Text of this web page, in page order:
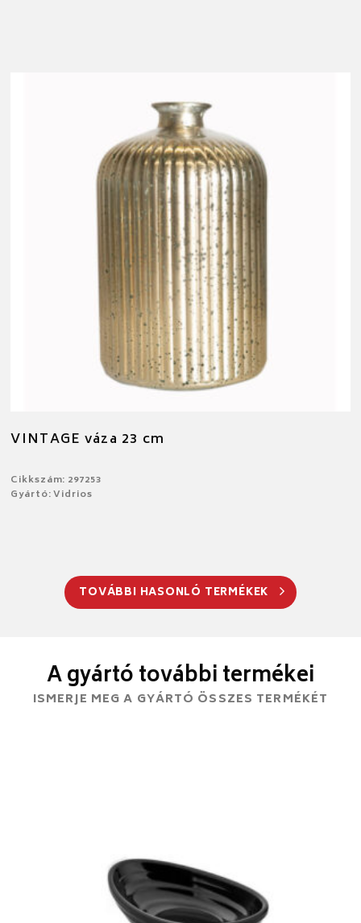
VINTAGE váza 23 cm
Cikkszám: 297253
Gyártó: Vidrios
TOVÁBBI HASONLÓ TERMÉKEK
A gyártó további termékei
ISMERJE MEG A GYÁRTÓ ÖSSZES TERMÉKÉT